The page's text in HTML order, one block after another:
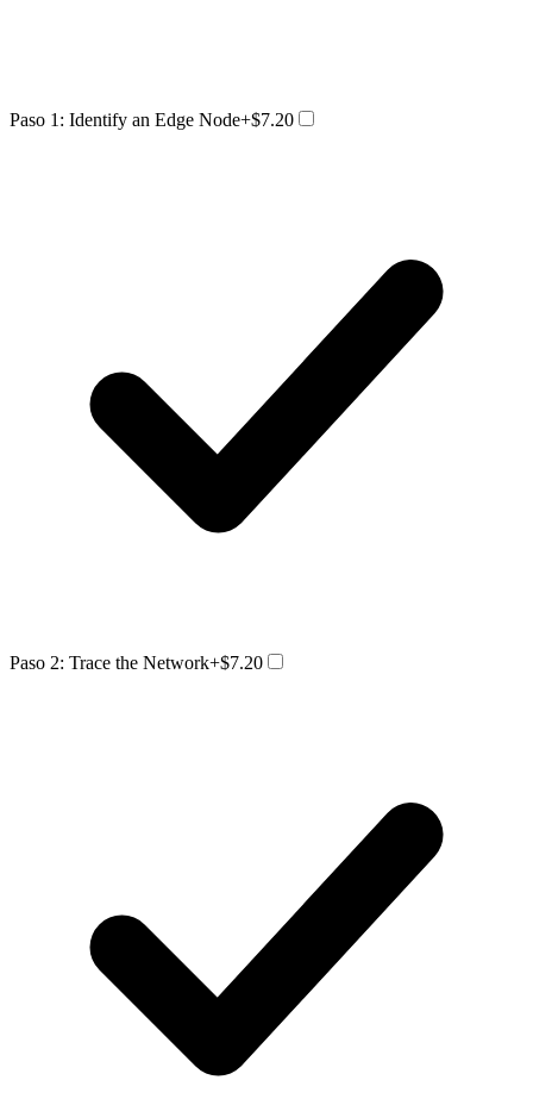
Paso 1: Identify an Edge Node+$7.20
Paso 2: Trace the Network+$7.20